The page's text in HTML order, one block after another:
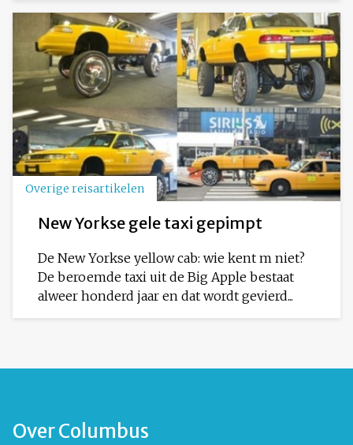
Overige reisartikelen
New Yorkse gele taxi gepimpt
De New Yorkse yellow cab: wie kent m niet?
De beroemde taxi uit de Big Apple bestaat
alweer honderd jaar en dat wordt gevierd...
Over Columbus